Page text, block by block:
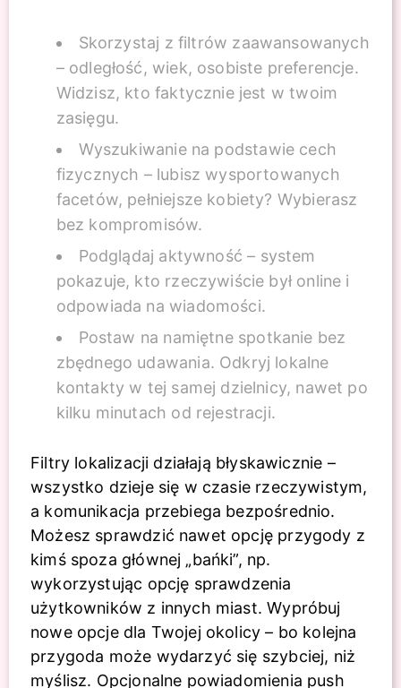
Skorzystaj z filtrów zaawansowanych
– odległość, wiek, osobiste preferencje.
Widzisz, kto faktycznie jest w twoim
zasięgu.
Wyszukiwanie na podstawie cech
fizycznych – lubisz wysportowanych
facetów, pełniejsze kobiety? Wybierasz
bez kompromisów.
Podglądaj aktywność – system
pokazuje, kto rzeczywiście był online i
odpowiada na wiadomości.
Postaw na namiętne spotkanie bez
zbędnego udawania. Odkryj lokalne
kontakty w tej samej dzielnicy, nawet po
kilku minutach od rejestracji.
Filtry lokalizacji działają błyskawicznie –
wszystko dzieje się w czasie rzeczywistym,
a komunikacja przebiega bezpośrednio.
Możesz sprawdzić nawet opcję przygody z
kimś spoza głównej „bańki”, np.
wykorzystując opcję sprawdzenia
użytkowników z innych miast. Wypróbuj
nowe opcje dla Twojej okolicy – bo kolejna
przygoda może wydarzyć się szybciej, niż
myślisz. Opcjonalne powiadomienia push